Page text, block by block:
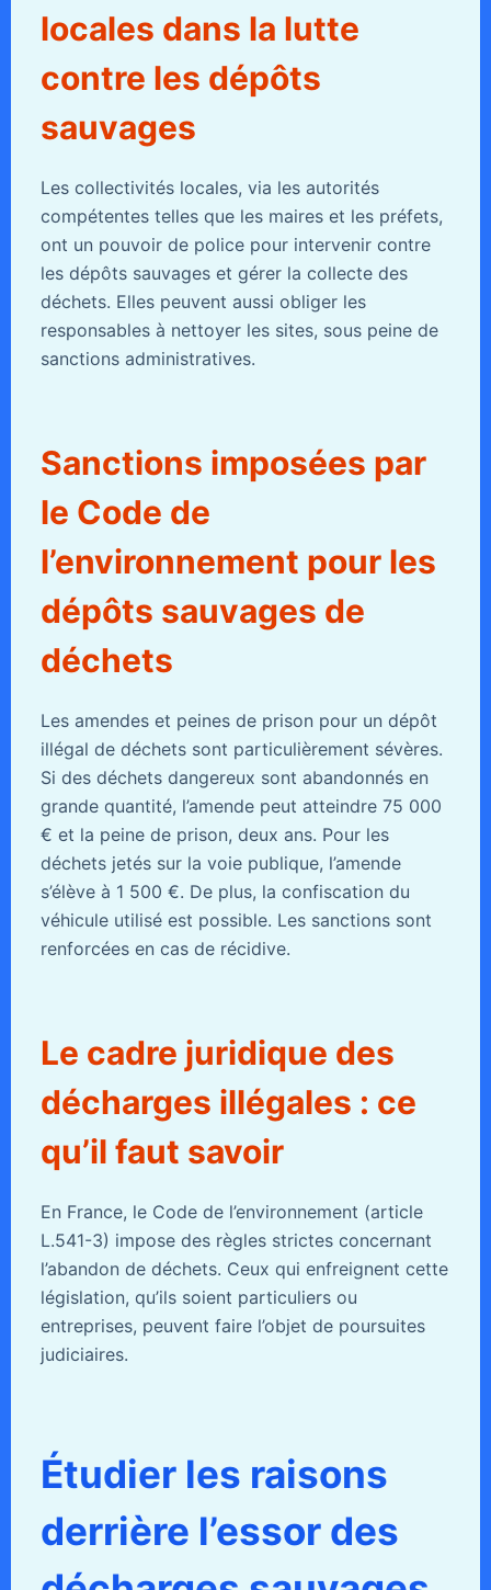
locales dans la lutte
contre les dépôts
sauvages
Les collectivités locales, via les autorités
compétentes telles que les maires et les préfets,
ont un pouvoir de police pour intervenir contre
les dépôts sauvages et gérer la collecte des
déchets. Elles peuvent aussi obliger les
responsables à nettoyer les sites, sous peine de
sanctions administratives.
Sanctions imposées par
le Code de
l’environnement pour les
dépôts sauvages de
déchets
Les amendes et peines de prison pour un dépôt
illégal de déchets sont particulièrement sévères.
Si des déchets dangereux sont abandonnés en
grande quantité, l’amende peut atteindre 75 000
€ et la peine de prison, deux ans. Pour les
déchets jetés sur la voie publique, l’amende
s’élève à 1 500 €. De plus, la confiscation du
véhicule utilisé est possible. Les sanctions sont
renforcées en cas de récidive.
Le cadre juridique des
décharges illégales : ce
qu’il faut savoir
En France, le Code de l’environnement (article
L.541-3) impose des règles strictes concernant
l’abandon de déchets. Ceux qui enfreignent cette
législation, qu’ils soient particuliers ou
entreprises, peuvent faire l’objet de poursuites
judiciaires.
Étudier les raisons
derrière l’essor des